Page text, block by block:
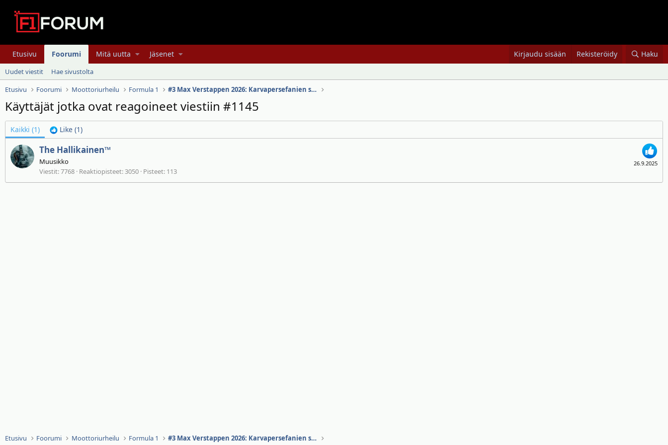
Etusivu Foorumi Mitä uutta Jäsenet Kirjaudu sisään Rekisteröidy Haku
Uudet viestit
Hae sivustolta
Etusivu
Foorumi Moottoriurheilu Formula 1 #3 Max Verstappen 2026: Karvapersefanien sankari
Käyttäjät jotka ovat reagoineet viestiin #1145
Kaikki (1) Like (1)
26.9.2025
The Hallikainen™
Muusikko
Viestit 7768 Reaktiopisteet 3050 Pisteet 113
Etusivu Foorumi Moottoriurheilu Formula 1 #3 Max Verstappen 2026: Karvapersefanien sankari